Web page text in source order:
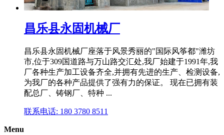
昌乐县永固机械厂
昌乐县永固机械厂座落于风景秀丽的"国际风筝都"潍坊
市,位于309国道路与万山路交汇处,我厂始建于1991年,我
厂各种生产加工设备齐全,并拥有先进的生产、检测设备,
为我厂的各种产品提供了强有力的保证。 现在已拥有装
配总厂、铸钢厂、特种 ...
联系电话: 180 3780 8511
Menu